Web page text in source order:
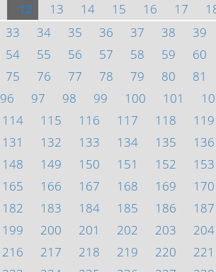
12 13 14 15 16 17
33 34 35 36 37 38 39
54 55 56 57 58 59 60
75 76 77 78 79 80 81
96 97 98 99 100 101
114 115 116 117 118 119
131 132 133 134 135 136
148 149 150 151 152 153
165 166 167 168 169 170
182 183 184 185 186 187
199 200 201 202 203 204
216 217 218 219 220 221